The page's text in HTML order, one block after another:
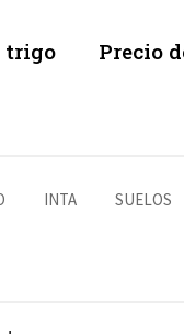
trigo Precio
INTA SUELOS